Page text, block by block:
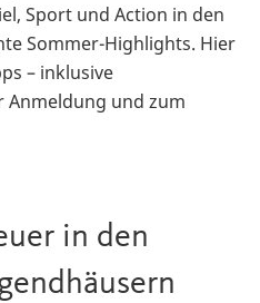
Sport und Action in den
Sommer-Highlights. Hier
– inklusive
und zum
in den